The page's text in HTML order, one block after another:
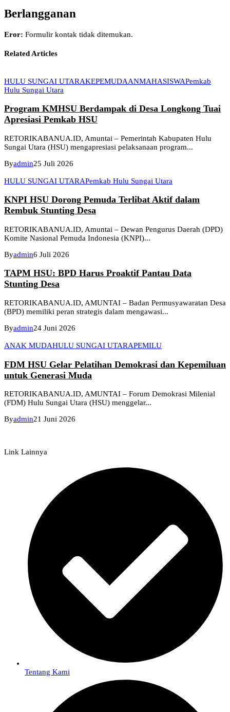
Berlangganan
Eror: Formulir kontak tidak ditemukan.
Related Articles
HULU SUNGAI UTARAKEPEMUDAANMAHASISWAPemkab
Hulu Sungai Utara
Program KMHSU Berdampak di Desa Longkong Tuai
Apresiasi Pemkab HSU
RETORIKABANUA.ID, Amuntai – Pemerintah Kabupaten Hulu
Sungai Utara (HSU) mengapresiasi pelaksanaan program...
Byadmin25 Juli 2026
HULU SUNGAI UTARAPemkab Hulu Sungai Utara
KNPI HSU Dorong Pemuda Terlibat Aktif dalam
Rembuk Stunting Desa
RETORIKABANUA.ID, Amuntai – Dewan Pengurus Daerah (DPD)
Komite Nasional Pemuda Indonesia (KNPI)...
Byadmin6 Juli 2026
TAPM HSU: BPD Harus Proaktif Pantau Data
Stunting Desa
RETORIKABANUA.ID, AMUNTAI – Badan Permusyawaratan Desa
(BPD) memiliki peran strategis dalam mengawasi...
Byadmin24 Juni 2026
ANAK MUDAHULU SUNGAI UTARAPEMILU
FDM HSU Gelar Pelatihan Demokrasi dan Kepemiluan
untuk Generasi Muda
RETORIKABANUA.ID, AMUNTAI – Forum Demokrasi Milenial
(FDM) Hulu Sungai Utara (HSU) menggelar...
Byadmin21 Juni 2026
Link Lainnya
Tentang Kami